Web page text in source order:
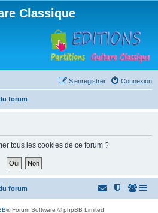
Classique
Connexion
S’enregistrer
forum
tous les cookies de ce forum ?
forum
® Forum Software © phpBB Limited